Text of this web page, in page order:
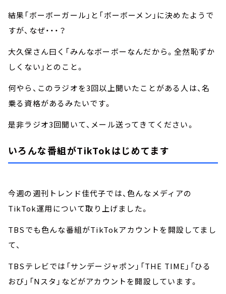
結果「ボーボーガール」と「ボーボーメン」に決めたようで
すが、なぜ・・・？
大久保さん曰く「みんなボーボーなんだから。全然恥ずか
しくない」とのこと。
何やら、このラジオを3回以上聞いたことがある人は、名
乗る資格があるみたいです。
是非ラジオ3回聞いて、メール送ってきてください。
いろんな番組がTikTokはじめてます
今週の週刊トレンド佳代子では、色んなメディアの
TikTok運用について取り上げました。
TBSでも色んな番組がTikTokアカウントを開設してまし
て、
TBSテレビでは「サンデージャポン」「THE TIME」「ひる
おび」「Nスタ」などがアカウントを開設しています。